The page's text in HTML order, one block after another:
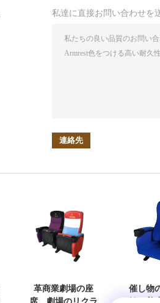
私達に直接お問い合わせを
革商業劇場の座
催し物